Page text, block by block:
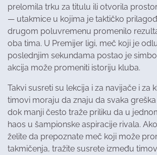
prelomila trku za titulu ili otvorila
— utakmice u kojima je taktičko
drugom poluvremenu promenilo
oba tima. U Premijer ligi, meč koji je
poslednjim sekundama postao je
akcija može promeniti istoriju kluba.
Takvi susreti su lekcija i za navijače i za
timovi moraju da znaju da svaka
dok manji često traže priliku da u
haos u šampionske aspiracije rivala.
želite da prepoznate meč koji može
takmičenja, tražite susrete između